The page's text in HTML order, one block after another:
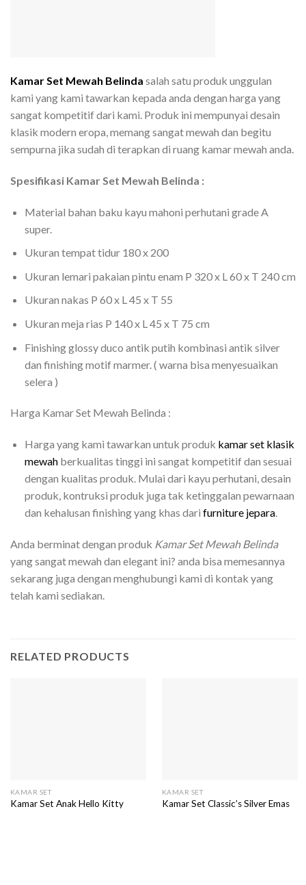
Kamar Set Mewah Belinda salah satu produk unggulan
kami yang kami tawarkan kepada anda dengan harga yang
sangat kompetitif dari kami. Produk ini mempunyai desain
klasik modern eropa, memang sangat mewah dan begitu
sempurna jika sudah di terapkan di ruang kamar mewah anda.
Spesifikasi Kamar Set Mewah Belinda :
Material bahan baku kayu mahoni perhutani grade A
super.
Ukuran tempat tidur 180 x 200
Ukuran lemari pakaian pintu enam P 320 x L 60 x T 240 cm
Ukuran nakas P 60 x L 45 x T 55
Ukuran meja rias P 140 x L 45 x T 75 cm
Finishing glossy duco antik putih kombinasi antik silver
dan finishing motif marmer. ( warna bisa menyesuaikan
selera )
Harga Kamar Set Mewah Belinda :
Harga yang kami tawarkan untuk produk kamar set klasik
mewahberkualitas tinggi ini sangat kompetitif dan sesuai
dengan kualitas produk. Mulai dari kayu perhutani, desain
produk, kontruksi produk juga tak ketinggalan pewarnaan
dan kehalusan finishing yang khas dari furniture jepara.
Anda berminat dengan produk Kamar Set Mewah Belinda
yang sangat mewah dan elegant ini? anda bisa memesannya
sekarang juga dengan menghubungi kami di kontak yang
telah kami sediakan.
RELATED PRODUCTS
KAMAR SET
Kamar Set Anak Hello Kitty
KAMAR SET
Kamar Set Classic’s Silver Emas